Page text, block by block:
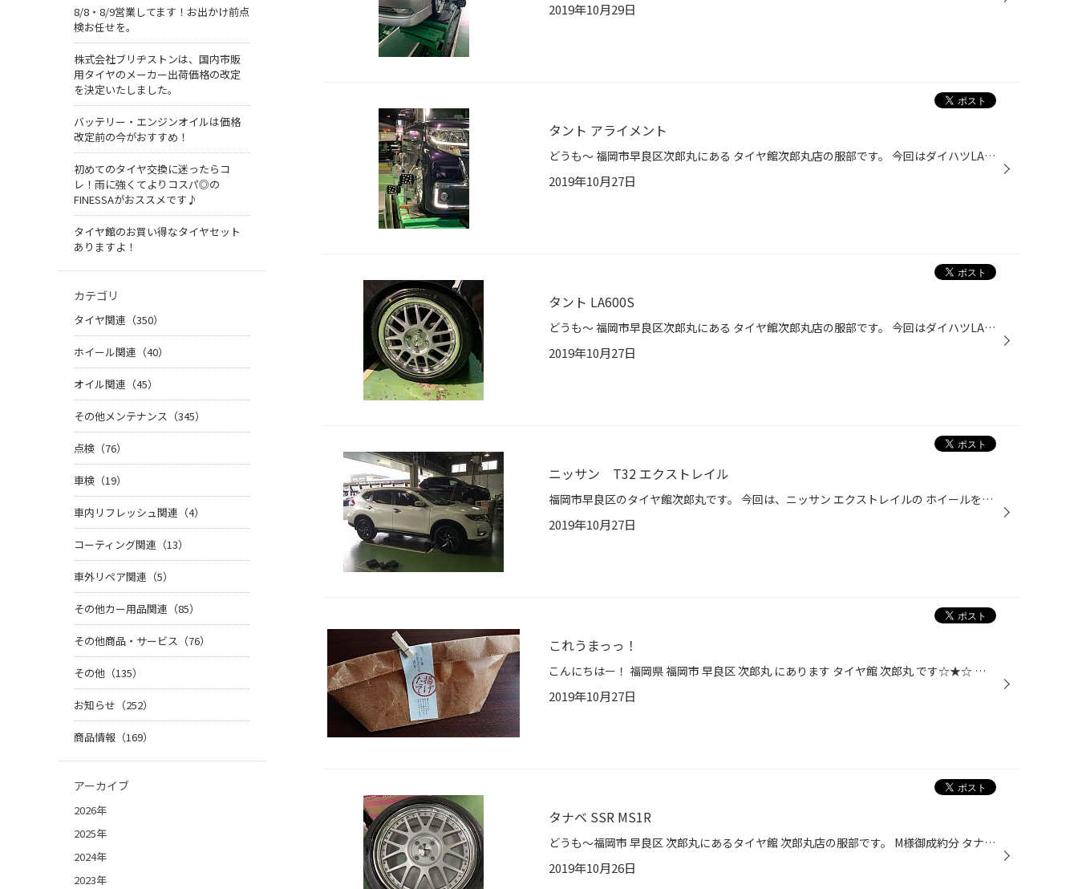
2019年10月29日
タント アライメント
どうも〜 福岡市早良区次郎丸にある タイヤ館次郎丸店の服部です。 今回はダイハツLA６００Ｓのタイヤホイール交換後のアライメント調整のご紹介です！！(^ ^) アライメント調整の事なら当店に お任せください^_^ エアチェックだけでのご来店も大歓迎です^ ^ タイヤ館ではタイヤ館アプリでいつタイ...
2019年10月27日
タント LA600S
どうも〜 福岡市早良区次郎丸にある タイヤ館次郎丸店の服部です。 今回はダイハツLA６００Ｓのタイヤホイール交換のご紹介です！！(^▽^)/ タイヤはBRIDGESTONE プレイズPX-C ホイールはタナベSSR MS1R タイヤホイールの事なら当店に お任せください^_^ エアチェックだけでのご来店も大歓迎です^ ^ ...
2019年10月27日
ニッサン T32 エクストレイル
福岡市早良区のタイヤ館次郎丸です。 今回は、ニッサン エクストレイルの ホイールを交換しました⤴︎ ホイールはコレ！ レイズのベルサス リボルブです！ ひねりの効いたフィン形式でブラック基調のデザインが 引き締まった雰囲気を演出してます。 ありがとうございました(^-^)
2019年10月27日
これうまっっ！
こんにちはー！ 福岡県 福岡市 早良区 次郎丸 にあります タイヤ館 次郎丸 です☆★☆ 貰い物の話なんですが、私芋けんぴ大好きでして。 これめちゃうまっっっ！ 『芋屋金次郎』さま是非とも行ってみたい♪ 大量買いしそうでこわいですが。笑
2019年10月27日
タナベ SSR MS1R
どうも〜福岡市 早良区 次郎丸にあるタイヤ館 次郎丸店の服部です。 M様御成約分 タナベ SSR MS1R 16インチが入荷しました。 タイヤは BRIDGESTONE プレイズ PX-Cです。 取り付けお待ちしております(^^) タイヤホイールの事なら当店にお任せください^_^エアチェックだけでのご来店も大歓迎です^ ^タ...
2019年10月26日
8/8・8/9営業してます！お出かけ前点
検お任せを。
株式会社ブリヂストンは、国内市販
用タイヤのメーカー出荷価格の改定
を決定いたしました。
バッテリー・エンジンオイルは価格
改定前の今がおすすめ！
初めてのタイヤ交換に迷ったらコ
レ！雨に強くてよりコスパ◎の
FINESSAがおススメです♪
タイヤ館のお買い得なタイヤセット
ありますよ！
カテゴリ
タイヤ関連（350）
ホイール関連（40）
オイル関連（45）
その他メンテナンス（345）
点検（76）
車検（19）
車内リフレッシュ関連（4）
コーティング関連（13）
車外リペア関連（5）
その他カー用品関連（85）
その他商品・サービス（76）
その他（135）
お知らせ（252）
商品情報（169）
アーカイブ
2026年
2025年
2024年
2023年